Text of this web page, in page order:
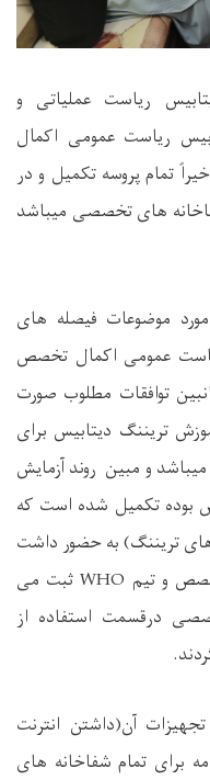
ریاست عملیاتی و
ریاست عمومی اکمال
تمام پروسه تکمیل و در
های تخصصی میباشد
موضوعات فیصله های
عمومی اکمال تخصص
توافقات مطلوب صورت
تریننگ دیتابیس برای
و مبین روند آزمایش
بوده تکمیل شده است که
تریننگ) به حضور داشت
و تیم WHOثبت می
درقسمت استفاده از
آن(داشتن انترنت
تمام شفاخانه های